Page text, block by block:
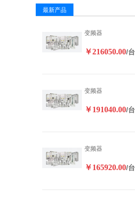
最新产品
变频器
￥216050.00/台
变频器
￥191040.00/台
变频器
￥165920.00/台